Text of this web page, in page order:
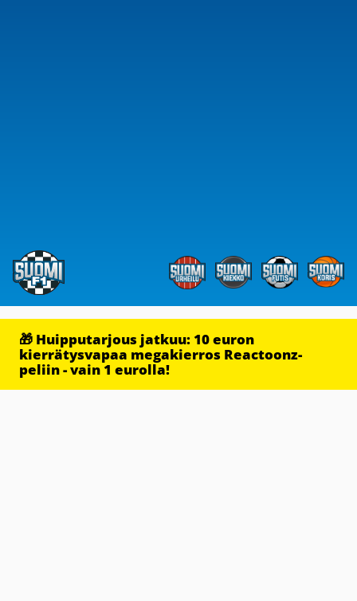
🎁 Huipputarjous jatkuu: 10 euron
kierrätysvapaa megakierros Reactoonz-
peliin - vain 1 eurolla!